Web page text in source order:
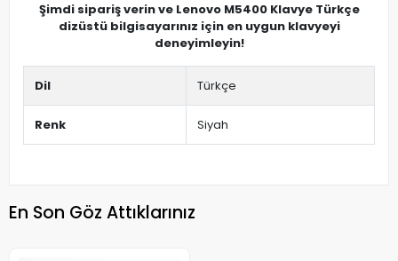
Şimdi sipariş verin ve Lenovo M5400 Klavye Türkçe
dizüstü bilgisayarınız için en uygun klavyeyi
deneyimleyin!
Dil Türkçe
Renk Siyah
En Son Göz Attıklarınız